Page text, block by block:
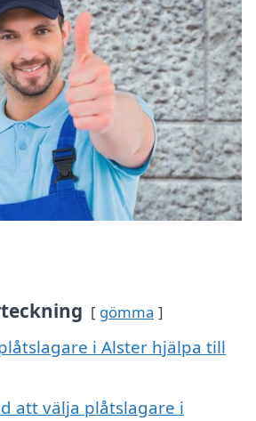
gömma
i Alster hjälpa till
att välja plåtslagare i